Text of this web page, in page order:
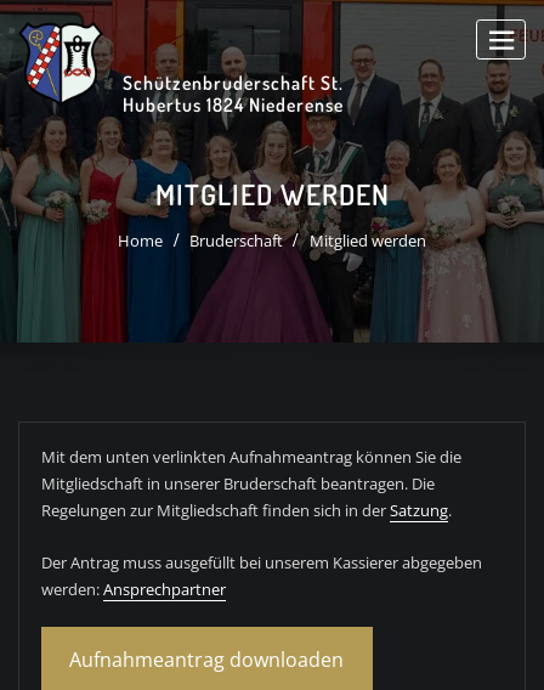
Skip
to
content
Schützenbruderschaft St.
Hubertus 1824 Niederense
MITGLIED WERDEN
Home Bruderschaft Mitglied werden
Mit dem unten verlinkten Aufnahmeantrag können Sie die
Mitgliedschaft in unserer Bruderschaft beantragen. Die
Regelungen zur Mitgliedschaft finden sich in derSatzung.
Der Antrag muss ausgefüllt bei unserem Kassierer abgegeben
werden:Ansprechpartner
Aufnahmeantrag downloaden